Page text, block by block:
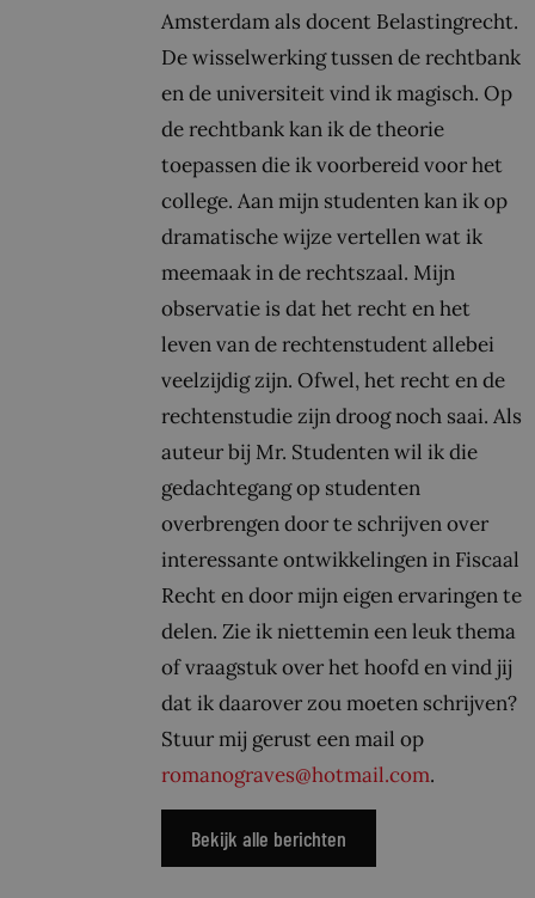
Amsterdam als docent Belastingrecht.
De wisselwerking tussen de rechtbank
en de universiteit vind ik magisch. Op
de rechtbank kan ik de theorie
toepassen die ik voorbereid voor het
college. Aan mijn studenten kan ik op
dramatische wijze vertellen wat ik
meemaak in de rechtszaal. Mijn
observatie is dat het recht en het
leven van de rechtenstudent allebei
veelzijdig zijn. Ofwel, het recht en de
rechtenstudie zijn droog noch saai. Als
auteur bij Mr. Studenten wil ik die
gedachtegang op studenten
overbrengen door te schrijven over
interessante ontwikkelingen in Fiscaal
Recht en door mijn eigen ervaringen te
delen. Zie ik niettemin een leuk thema
of vraagstuk over het hoofd en vind jij
dat ik daarover zou moeten schrijven?
Stuur mij gerust een mail op
romanograves@hotmail.com.
Bekijk alle berichten